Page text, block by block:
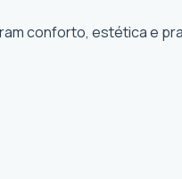
conforto, estética e